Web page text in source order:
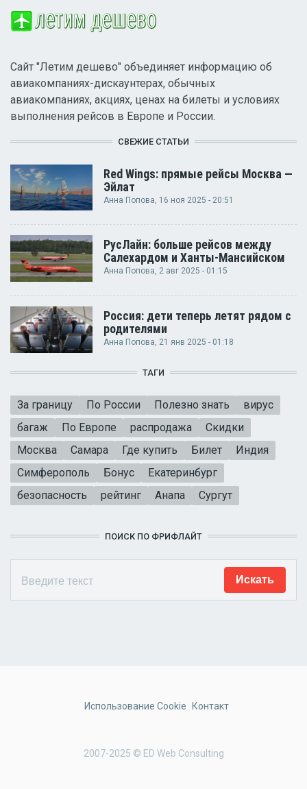
Сайт "Летим дешево" объединяет информацию об
авиакомпаниях-дискаунтерах, обычных
авиакомпаниях, акциях, ценах на билеты и условиях
выполнения рейсов в Европе и России.
СВЕЖИЕ СТАТЬИ
Red Wings: прямые рейсы Москва —
Эйлат
Анна Попова, 16 ноя 2025 - 20:51
РусЛайн: больше рейсов между
Салехардом и Ханты-Мансийском
Анна Попова, 2 авг 2025 - 01:15
Россия: дети теперь летят рядом с
родителями
Анна Попова, 21 янв 2025 - 01:18
ТАГИ
За границу По России Полезно знать
вирус
багаж
По Европе распродажа
Скидки
Москва
Самара Где купить Билет
Индия
Симферополь
Бонус
Екатеринбург
безопасность
рейтинг Анапа Сургут
ПОИСК ПО ФРИФЛАЙТ
2007-2025 © ED Web Consulting
Использование Cookie Контакт